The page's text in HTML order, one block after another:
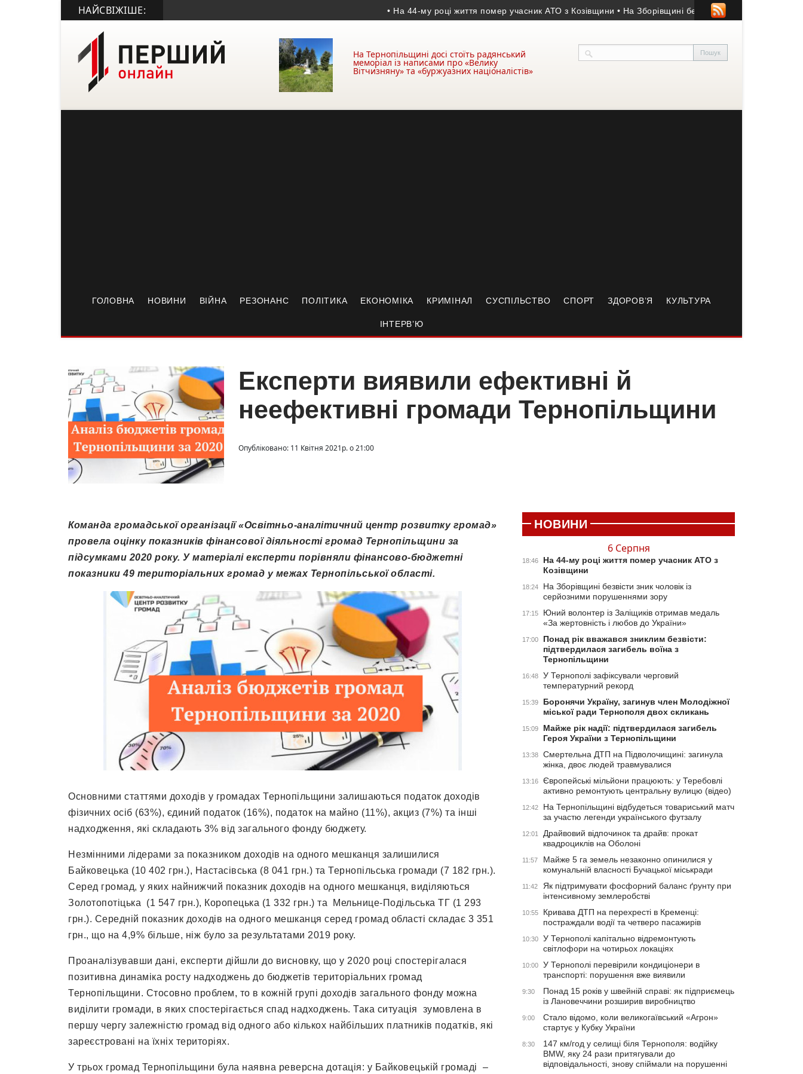
НАЙСВІЖІШЕ: • На 44-му році життя помер учасник АТО з Козівщини • На Зборівщині безвісти зник чоловік із
На Тернопільщині досі стоїть радянський
меморіал із написами про «Велику
Вітчизняну» та «буржуазних націоналістів»
ГОЛОВНА НОВИНИ ВІЙНА РЕЗОНАНС ПОЛІТИКА ЕКОНОМІКА КРИМІНАЛ СУСПІЛЬСТВО СПОРТ ЗДОРОВ’Я КУЛЬТУРА
ІНТЕРВ’Ю
Експерти виявили ефективні й
неефективні громади Тернопільщини
Опубліковано: 11 Квітня 2021р. о 21:00
Команда громадської організації «Освітньо-аналітичний центр розвитку громад»
провела оцінку показників фінансової діяльності громад Тернопільщини за
підсумками 2020 року. У матеріалі експерти порівняли фінансово-бюджетні
показники 49 територіальних громад у межах Тернопільської області.
Основними статтями доходів у громадах Тернопільщини залишаються податок доходів
фізичних осіб (63%), єдиний податок (16%), податок на майно (11%), акциз (7%) та інші
надходження, які складають 3% від загального фонду бюджету.
Незмінними лідерами за показником доходів на одного мешканця залишилися
Байковецька (10 402 грн.), Настасівська (8 041 грн.) та Тернопільська громади (7 182 грн.).
Серед громад, у яких найнижчий показник доходів на одного мешканця, виділяються
Золотопотіцька (1 547 грн.), Коропецька (1 332 грн.) та Мельнице-Подільська ТГ (1 293
грн.). Середній показник доходів на одного мешканця серед громад області складає 3 351
грн., що на 4,9% більше, ніж було за результатами 2019 року.
Проаналізувавши дані, експерти дійшли до висновку, що у 2020 році спостерігалася
позитивна динаміка росту надходжень до бюджетів територіальних громад
Тернопільщини. Стосовно проблем, то в кожній групі доходів загального фонду можна
виділити громади, в яких спостерігається спад надходжень. Така ситуація зумовлена в
першу чергу залежністю громад від одного або кількох найбільших платників податків, які
зареєстровані на їхніх територіях.
У трьох громад Тернопільщини була наявна реверсна дотація: у Байковецькій громаді –
НОВИНИ
6 Серпня
18:46
На 44-му році життя помер учасник АТО з
Козівщини
18:24
На Зборівщині безвісти зник чоловік із
серйозними порушеннями зору
17:15
Юний волонтер із Заліщиків отримав медаль
«За жертовність і любов до України»
17:00
Понад рік вважався зниклим безвісти:
підтвердилася загибель воїна з
Тернопільщини
16:48
У Тернополі зафіксували черговий
температурний рекорд
15:39
Боронячи Україну, загинув член Молодіжної
міської ради Тернополя двох скликань
15:09
Майже рік надії: підтвердилася загибель
Героя України з Тернопільщини
13:38
Смертельна ДТП на Підволочищині: загинула
жінка, двоє людей травмувалися
13:16
Європейські мільйони працюють: у Теребовлі
активно ремонтують центральну вулицю (відео)
12:42
На Тернопільщині відбудеться товариський матч
за участю легенди українського футзалу
12:01
Драйвовий відпочинок та драйв: прокат
квадроциклів на Оболоні
11:57
Майже 5 га земель незаконно опинилися у
комунальній власності Бучацької міськради
11:42
Як підтримувати фосфорний баланс ґрунту при
інтенсивному землеробстві
10:55
Кривава ДТП на перехресті в Кременці:
постраждали водії та четверо пасажирів
10:30
У Тернополі капітально відремонтують
світлофори на чотирьох локаціях
10:00
У Тернополі перевірили кондиціонери в
транспорті: порушення вже виявили
9:30
Понад 15 років у швейній справі: як підприємець
із Лановеччини розширив виробництво
9:00
Стало відомо, коли великогаївський «Агрон»
стартує у Кубку України
8:30
147 км/год у селищі біля Тернополя: водійку
BMW, яку 24 рази притягували до
відповідальності, знову спіймали на порушенні